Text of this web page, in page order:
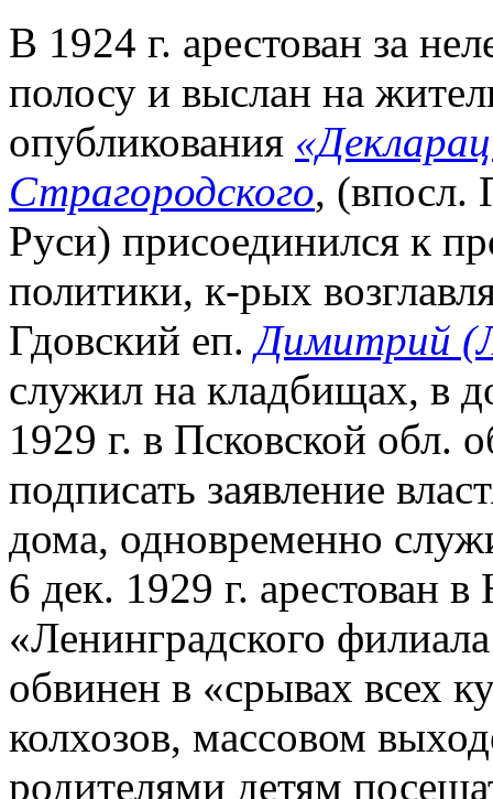
В 1924 г. арестован за
полосу и выслан на
опубликования
Страгородского, (впосл.
Руси) присоединился к
политики, к-рых
Гдовский еп.Димитрий
служил на кладбищах, в
1929 г. в Псковской обл.
подписать заявление
дома, одновременно
6 дек. 1929 г. арестован
«Ленинградского
обвинен в «срывах всех
колхозов, массовом
родителями детям